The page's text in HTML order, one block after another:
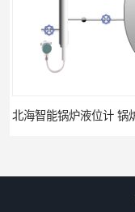
北海智能锅炉液位计 锅炉水位计厂商 自动适应自动校准